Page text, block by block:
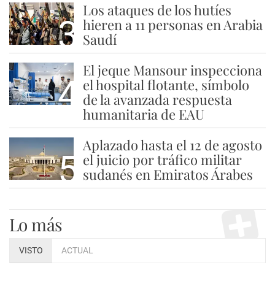
3
Los ataques de los hutíes
hieren a 11 personas en Arabia
Saudí
4
El jeque Mansour inspecciona
el hospital flotante, símbolo
de la avanzada respuesta
humanitaria de EAU
5
Aplazado hasta el 12 de agosto
el juicio por tráfico militar
sudanés en Emiratos Árabes
Lo más
VISTO ACTUAL